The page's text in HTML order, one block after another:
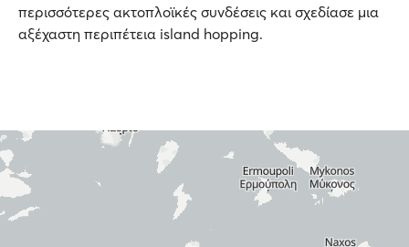
περισσότερες ακτοπλοϊκές συνδέσεις και σχεδίασε μια
αξέχαστη περιπέτεια island hopping.